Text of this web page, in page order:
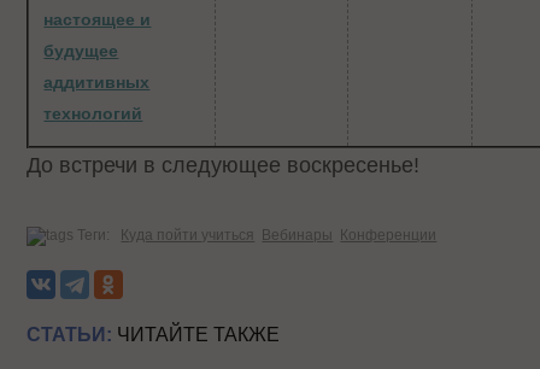
настоящее и
будущее
аддитивных
технологий
До встречи в следующее воскресенье!
Теги: Куда пойти учиться Вебинары Конференции
СТАТЬИ: ЧИТАЙТЕ ТАКЖЕ